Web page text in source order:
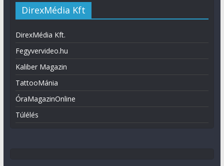
DirexMédia Kft
DirexMédia Kft.
Fegyvervideo.hu
Kaliber Magazin
TattooMánia
ÓraMagazinOnline
Túlélés